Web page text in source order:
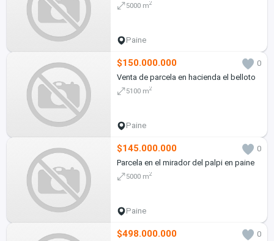
5000 m2
Paine
$150.000.000
0
Venta de parcela en hacienda el belloto
5100 m2
Paine
$145.000.000
0
Parcela en el mirador del palpi en paine
5000 m2
Paine
$498.000.000 0